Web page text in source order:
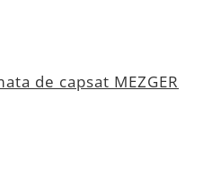
de capsat MEZGER